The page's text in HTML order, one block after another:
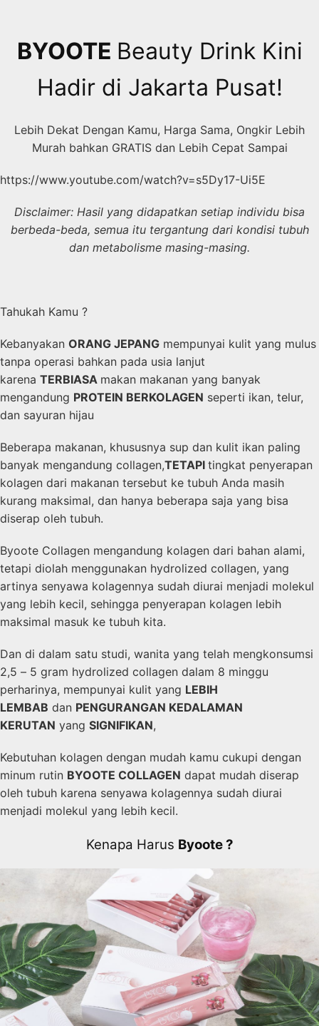
contentBYOOTE Beauty Drink Kini
Hadir di Jakarta Pusat!
Lebih Dekat Dengan Kamu, Harga Sama, Ongkir Lebih
Murah bahkan GRATIS dan Lebih Cepat Sampai
https://www.youtube.com/watch?v=s5Dy17-Ui5E
Disclaimer: Hasil yang didapatkan setiap individu bisa
berbeda-beda, semua itu tergantung dari kondisi tubuh
dan metabolisme masing-masing.
Tahukah Kamu ?
Kebanyakan ORANG JEPANG mempunyai kulit yang mulus
tanpa operasi bahkan pada usia lanjut
karena TERBIASA makan makanan yang banyak
mengandung PROTEIN BERKOLAGEN seperti ikan, telur,
dan sayuran hijau
Beberapa makanan, khususnya sup dan kulit ikan paling
banyak mengandung collagen,TETAPI tingkat penyerapan
kolagen dari makanan tersebut ke tubuh Anda masih
kurang maksimal, dan hanya beberapa saja yang bisa
diserap oleh tubuh.
Byoote Collagen mengandung kolagen dari bahan alami,
tetapi diolah menggunakan hydrolized collagen, yang
artinya senyawa kolagennya sudah diurai menjadi molekul
yang lebih kecil, sehingga penyerapan kolagen lebih
maksimal masuk ke tubuh kita.
Dan di dalam satu studi, wanita yang telah mengkonsumsi
2,5 – 5 gram hydrolized collagen dalam 8 minggu
perharinya, mempunyai kulit yang LEBIH
LEMBAB dan PENGURANGAN KEDALAMAN
KERUTAN yang SIGNIFIKAN,
Kebutuhan kolagen dengan mudah kamu cukupi dengan
minum rutin BYOOTE COLLAGEN dapat mudah diserap
oleh tubuh karena senyawa kolagennya sudah diurai
menjadi molekul yang lebih kecil.
Kenapa Harus Byoote ?​